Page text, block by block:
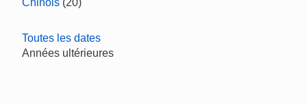
Chinois (20)
Toutes les dates
Années ultérieures